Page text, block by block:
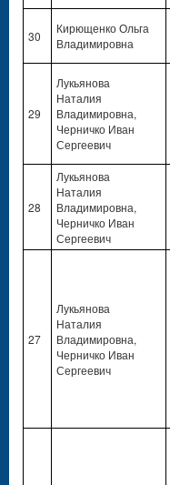
30
Кирющенко Ольга
Владимировна
29
Лукьянова
Наталия
Владимировна,
Черничко Иван
Сергеевич
28
Лукьянова
Наталия
Владимировна,
Черничко Иван
Сергеевич
27
Лукьянова
Наталия
Владимировна,
Черничко Иван
Сергеевич